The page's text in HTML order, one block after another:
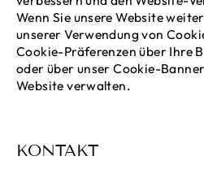
Wenn Sie unsere Website
unserer Verwendung von
Cookie-Präferenzen über Ihre
oder über unser Cookie-
Website verwalten.
KONTAKT